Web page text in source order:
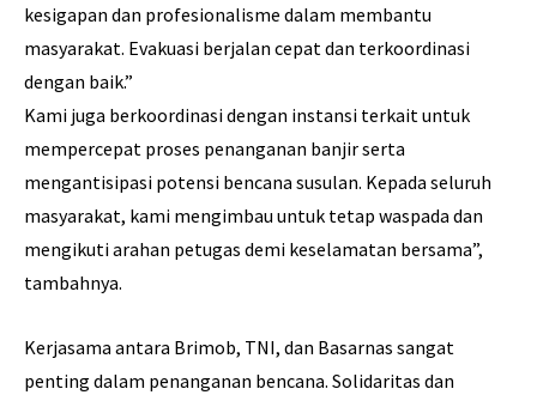
kesigapan dan profesionalisme dalam membantu
masyarakat. Evakuasi berjalan cepat dan terkoordinasi
dengan baik.”
Kami juga berkoordinasi dengan instansi terkait untuk
mempercepat proses penanganan banjir serta
mengantisipasi potensi bencana susulan. Kepada seluruh
masyarakat, kami mengimbau untuk tetap waspada dan
mengikuti arahan petugas demi keselamatan bersama”,
tambahnya.
Kerjasama antara Brimob, TNI, dan Basarnas sangat
penting dalam penanganan bencana. Solidaritas dan